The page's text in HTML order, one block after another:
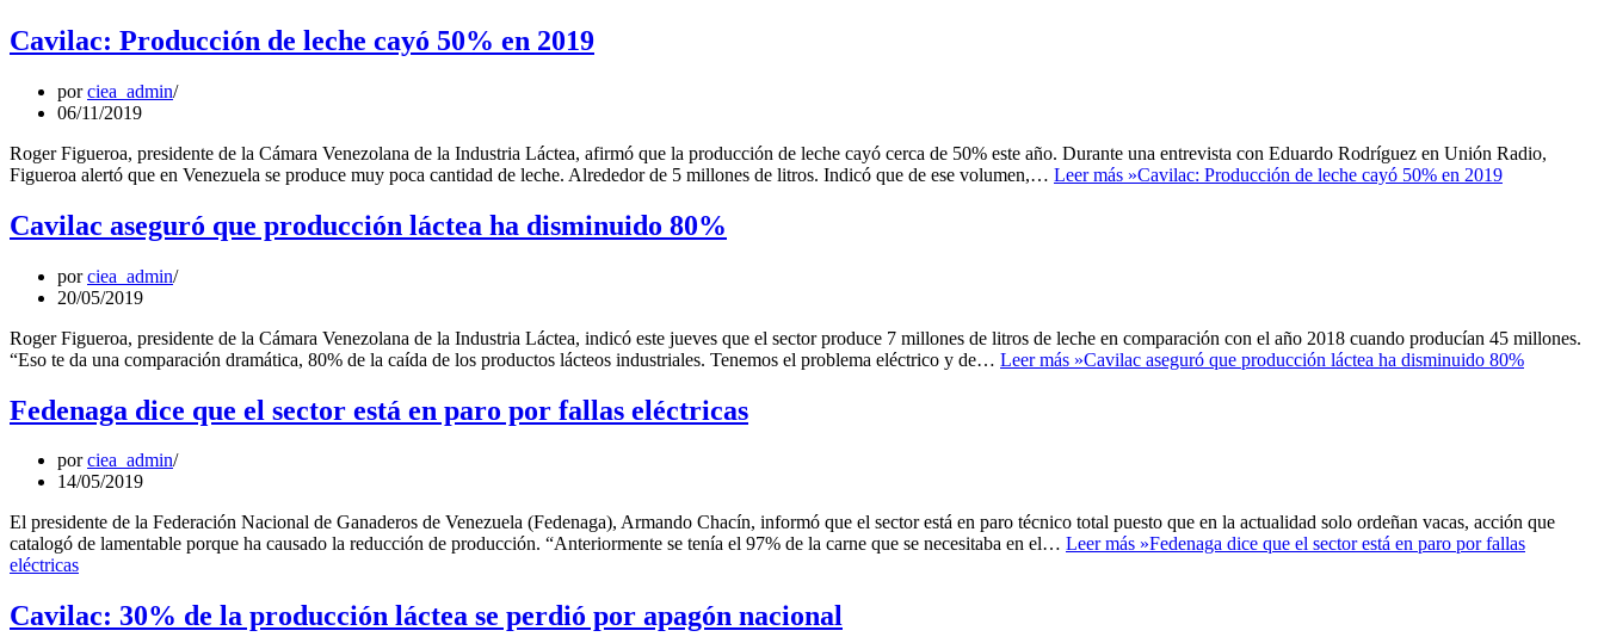
Cavilac: Producción de leche cayó 50% en 2019
porciea_admin
06/11/2019
Roger Figueroa, presidente de la Cámara Venezolana de la Industria Láctea, afirmó que la producción de leche cayó cerca de 50% este año. Durante una entrevista con Eduardo Rodríguez en Unión Radio,
Figueroa alertó que en Venezuela se produce muy poca cantidad de leche. Alrededor de 5 millones de litros. Indicó que de ese volumen,… Leer más »Cavilac: Producción de leche cayó 50% en 2019
Cavilac aseguró que producción láctea ha disminuido 80%
porciea_admin
20/05/2019
Roger Figueroa, presidente de la Cámara Venezolana de la Industria Láctea, indicó este jueves que el sector produce 7 millones de litros de leche en comparación con el año 2018 cuando producían 45 millones.
“Eso te da una comparación dramática, 80% de la caída de los productos lácteos industriales. Tenemos el problema eléctrico y de… Leer más »Cavilac aseguró que producción láctea ha disminuido 80%
Fedenaga dice que el sector está en paro por fallas eléctricas
porciea_admin
14/05/2019
El presidente de la Federación Nacional de Ganaderos de Venezuela (Fedenaga), Armando Chacín, informó que el sector está en paro técnico total puesto que en la actualidad solo ordeñan vacas, acción que
catalogó de lamentable porque ha causado la reducción de producción. “Anteriormente se tenía el 97% de la carne que se necesitaba en el… Leer más »Fedenaga dice que el sector está en paro por fallas
eléctricas
Cavilac: 30% de la producción láctea se perdió por apagón nacional